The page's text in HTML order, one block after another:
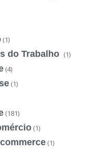
(1)
do Trabalho (1)
(4)
(1)
(181)
(1)
(1)